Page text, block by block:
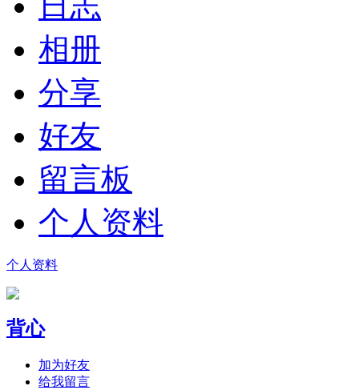
相册
分享
好友
留言板
个人资料
个人资料
背心
加为好友
给我留言